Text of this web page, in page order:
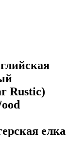
Rustic)
елка